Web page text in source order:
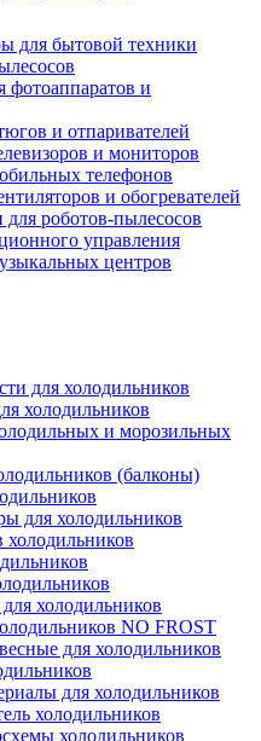
для бытовой техники
фотоаппаратов и
и отпаривателей
и мониторов
телефонов
и обогревателей
для роботов-пылесосов
управления
центров
для холодильников
холодильников
и морозильных
(балконы)
для холодильников
холодильников
NO FROST
для холодильников
для холодильников
холодильников
холодильников